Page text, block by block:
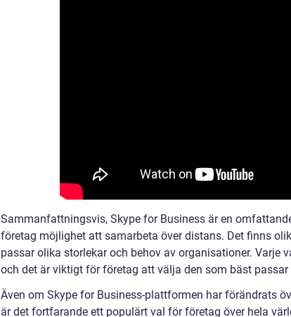
Sammanfattningsvis, Skype for Business är en
företag möjlighet att samarbeta över distans. Det finns
passar olika storlekar och behov av organisationer. Varje
och det är viktigt för företag att välja den som bäst passar
Även om Skype for Business-plattformen har förändrats
är det fortfarande ett populärt val för företag över hela